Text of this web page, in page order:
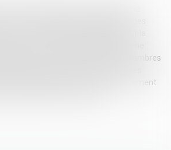
fort lorsque les États membres ne
et protéger leurs intérêts dans des
les conflits transfrontaliers pour la
ont dit les députés dans une
votée jeudi. Ils veulent des chambres
tribunaux de grande instance ou des
pour assurer le traitement
relatifs aux enfants...